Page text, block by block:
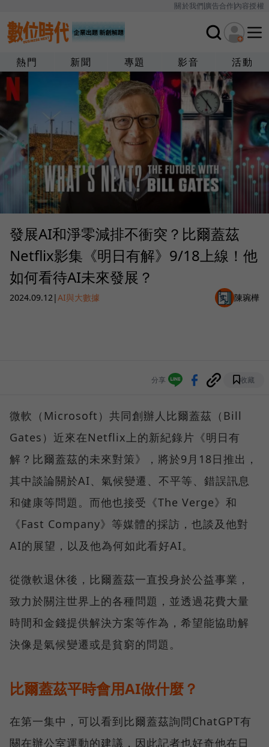
關於我們廣告合作內容授權
熱門 新聞 專題 影音 活動
發展AI和淨零減排不衝突？比爾蓋茲
Netflix影集《明日有解》9/18上線！他
如何看待AI未來發展？
2024.09.12|AI與大數據 陳琬樺
分享 收藏
微軟（Microsoft）共同創辦人比爾蓋茲（Bill
Gates）近來在Netflix上的新紀錄片《明日有
解？比爾蓋茲的未來對策》，將於9月18日推出，
其中談論關於AI、氣候變遷、不平等、錯誤訊息
和健康等問題。而他也接受《The Verge》和
《Fast Company》等媒體的採訪，也談及他對
AI的展望，以及他為何如此看好AI。
從微軟退休後，比爾蓋茲一直投身於公益事業，
致力於關注世界上的各種問題，並透過花費大量
時間和金錢提供解決方案等作為，希望能協助解
決像是氣候變遷或是貧窮的問題。
比爾蓋茲平時會用AI做什麼？
在第一集中，可以看到比爾蓋茲詢問ChatGPT有
關在辦公室運動的建議，因此記者也好奇他在日